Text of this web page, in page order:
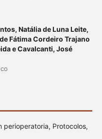
Natália de Luna Leite,
Fátima Cordeiro Trajano
e Cavalcanti, José
perioperatoria, Protocolos,